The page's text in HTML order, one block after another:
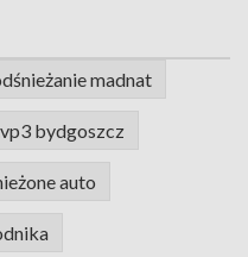
madnat
bydgoszcz
auto